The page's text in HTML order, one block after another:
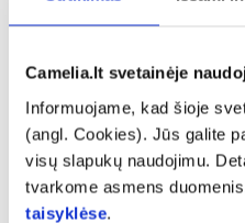
Camelia.lt svetainėje
Informuojame, kad šioje
(angl. Cookies). Jūs galite
visų slapukų naudojimu.
tvarkome asmens
taisyklėse.
New Nordic Healthbrands AB, Postfack
UAB New Nordic, tel.: +370 37 22 20
Pranešti apie klaidą prekės